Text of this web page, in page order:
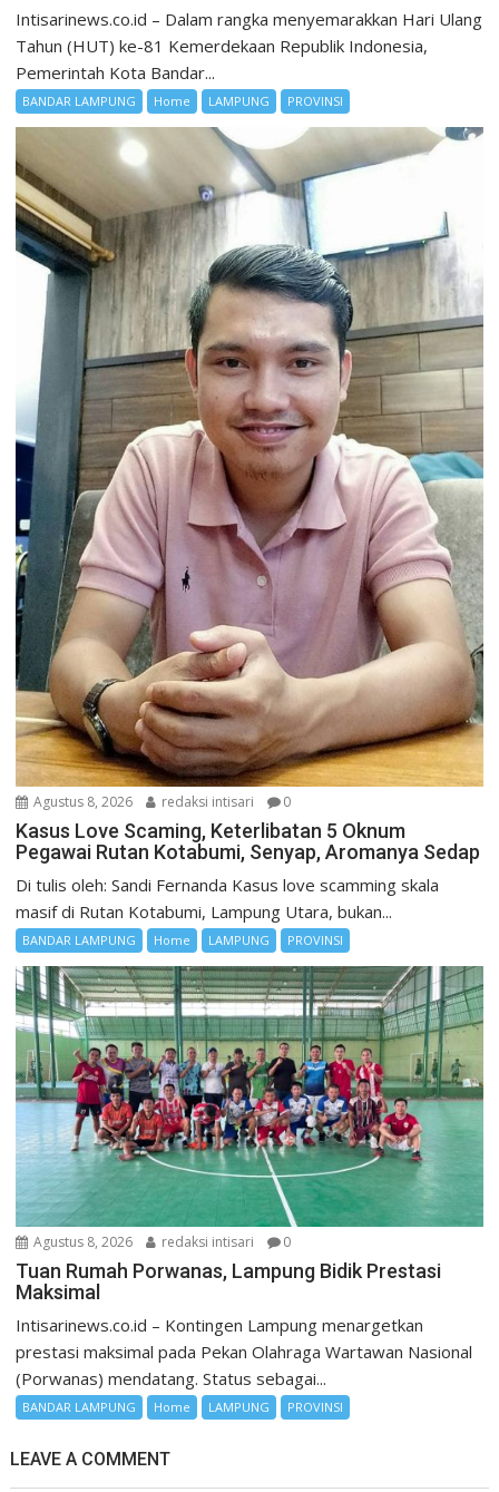
Intisarinews.co.id – Dalam rangka menyemarakkan Hari Ulang
Tahun (HUT) ke-81 Kemerdekaan Republik Indonesia,
Pemerintah Kota Bandar...
BANDAR LAMPUNG Home LAMPUNG PROVINSI
Agustus 8, 2026 redaksi intisari 0
Kasus Love Scaming, Keterlibatan 5 Oknum
Pegawai Rutan Kotabumi, Senyap, Aromanya Sedap
Di tulis oleh: Sandi Fernanda Kasus love scamming skala
masif di Rutan Kotabumi, Lampung Utara, bukan...
BANDAR LAMPUNG Home LAMPUNG PROVINSI
Agustus 8, 2026 redaksi intisari 0
Tuan Rumah Porwanas, Lampung Bidik Prestasi
Maksimal
Intisarinews.co.id – Kontingen Lampung menargetkan
prestasi maksimal pada Pekan Olahraga Wartawan Nasional
(Porwanas) mendatang. Status sebagai...
BANDAR LAMPUNG Home LAMPUNG PROVINSI
LEAVE A COMMENT